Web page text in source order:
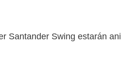
Santander Swing estarán